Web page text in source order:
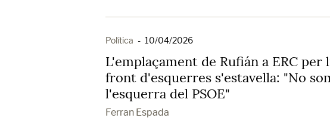
Política - 10/04/2026
L'emplaçament de Rufián a ERC per
front d'esquerres s'estavella: "No
l'esquerra del PSOE"
Ferran Espada